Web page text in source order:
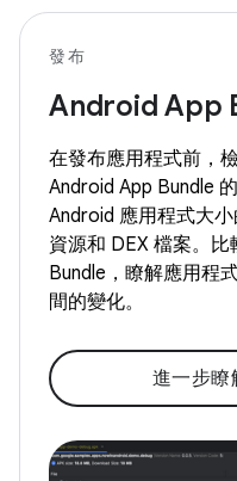
發布
Android App
在發布應用程式前，
Android App Bundle
Android 應用程式大小
資源和 DEX 檔案。比
Bundle，瞭解應用程
間的變化。
進一步瞭